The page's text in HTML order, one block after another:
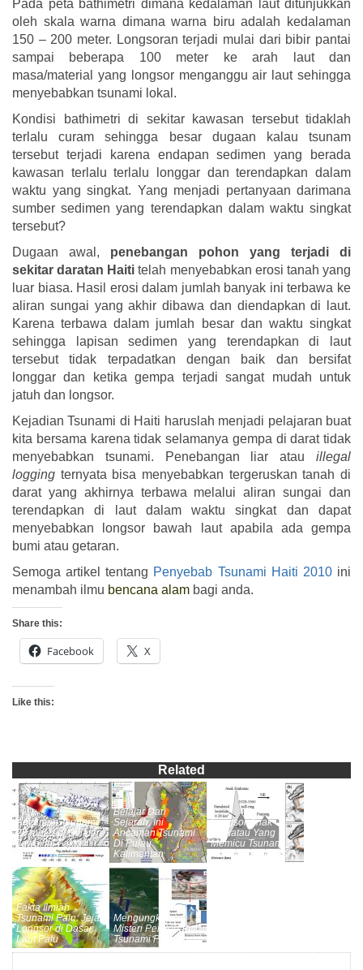
Pada peta bathimetri dimana kedalaman laut ditunjukkan
oleh skala warna dimana warna biru adalah kedalaman
150 – 200 meter. Longsoran terjadi mulai dari bibir pantai
sampai beberapa 100 meter ke arah laut dan
masa/material yang longsor menganggu air laut sehingga
menyebabkan tsunami lokal.
Kondisi bathimetri di sekitar kawasan tersebut tidaklah
terlalu curam sehingga besar dugaan kalau tsunam
tersebut terjadi karena endapan sedimen yang berada
kawasan terlalu terlalu longgar dan terendapkan dalam
waktu yang singkat. Yang menjadi pertanyaan darimana
sumber sedimen yang terendapkan dalam waktu singkat
tersebut?
Dugaan awal, penebangan pohon yang terjadi di
sekitar daratan Haiti telah menyebabkan erosi tanah yang
luar biasa. Hasil erosi dalam jumlah banyak ini terbawa ke
aliran sungai yang akhir dibawa dan diendapkan di laut.
Karena terbawa dalam jumlah besar dan waktu singkat
sehingga lapisan sedimen yang terendapkan di laut
tersebut tidak terpadatkan dengan baik dan bersifat
longgar dan ketika gempa terjadi sangat mudah untuk
jatuh dan longsor.
Kejadian Tsunami di Haiti haruslah menjadi pelajaran buat
kita bersama karena tidak selamanya gempa di darat tidak
menyebabkan tsunami. Penebangan liar atau illegal
logging ternyata bisa menyebabkan tergeruskan tanah di
darat yang akhirnya terbawa melalui aliran sungai dan
terendapkan di laut dalam waktu singkat dan dapat
menyebabkan longsor bawah laut apabila ada gempa
bumi atau getaran.
Semoga artikel tentang Penyebab Tsunami Haiti 2010ini
menambah ilmu bencana alam bagi anda.
Share this:
Facebook X
Like this:
Related
Ancaman Tsunami
20 meter di Selatan
Jawa, Ini Fakta
Ilmiahnya
Belajar Dari
Sejarah, Ini
Ancaman Tsunami
Di Pulau
Kalimantan
Longsor Anak
Krakatau Yang
Memicu Tsunami,
Pernah Diprediksi?
Fakta Ilmiah
Tsunami Palu: Jejak
Longsor di Dasar
Laut Palu
Mengungkap
Misteri Penyebab
Tsunami Palu